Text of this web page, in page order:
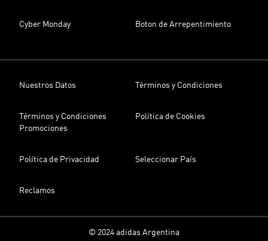
Cyber Monday Boton de Arrepentimiento
Nuestros Datos Términos y Condiciones
Términos y Condiciones
Promociones
Política de Cookies
Política de Privacidad Seleccionar País
Reclamos
© 2024 adidas Argentina